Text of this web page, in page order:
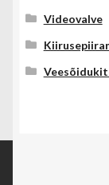
Videovalve